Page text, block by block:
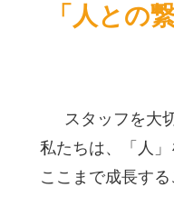
「人との
スタッフを大
私たちは、「人
ここまで成長す